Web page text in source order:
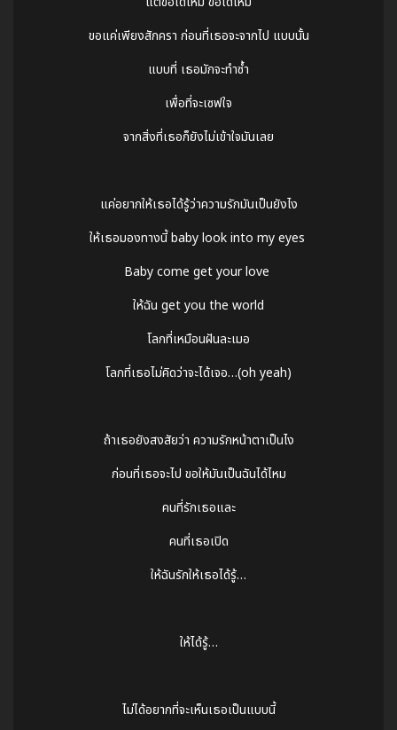
ขอแค่เพียงสักครา ก่อนที่เธอจะจากไป แบบนั้น
แบบที่ เธอมักจะทำซ้ำ
เพื่อที่จะเซฟใจ
จากสิ่งที่เธอก็ยังไม่เข้าใจมันเลย
แค่อยากให้เธอได้รู้ว่าความรักมันเป็นยังไง
ให้เธอมองทางนี้ baby look into my eyes
Baby come get your love
ให้ฉัน get you the world
โลกที่เหมือนฝันละเมอ
โลกที่เธอไม่คิดว่าจะได้เจอ…(oh yeah)
ถ้าเธอยังสงสัยว่า ความรักหน้าตาเป็นไง
ก่อนที่เธอจะไป ขอให้มันเป็นฉันได้ไหม
คนที่รักเธอและ
คนที่เธอเปิด
ให้ฉันรักให้เธอได้รู้…
ให้ได้รู้…
ไม่ได้อยากที่จะเห็นเธอเป็นแบบนี้